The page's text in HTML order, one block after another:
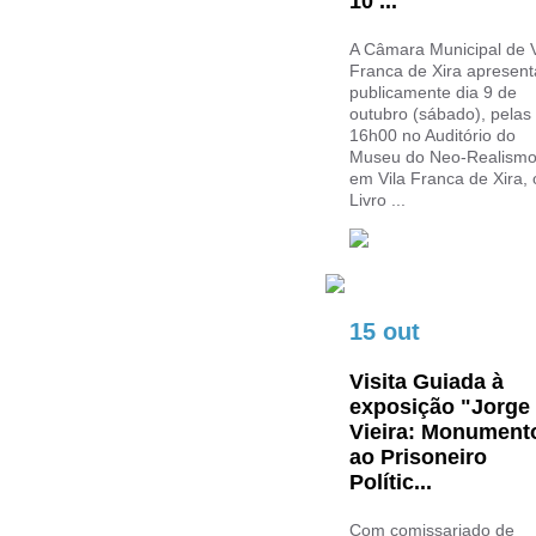
A Câmara Municipal de
Franca de Xira
publicamente dia 9 de
outubro (sábado), pelas
16h00 no Auditório do
Museu do Neo-Realismo,
em Vila Franca de Xira,
Livro ...
15 out
Visita Guiada à
exposição "Jorge
Vieira:
ao Prisoneiro
Polític...
Com comissariado de